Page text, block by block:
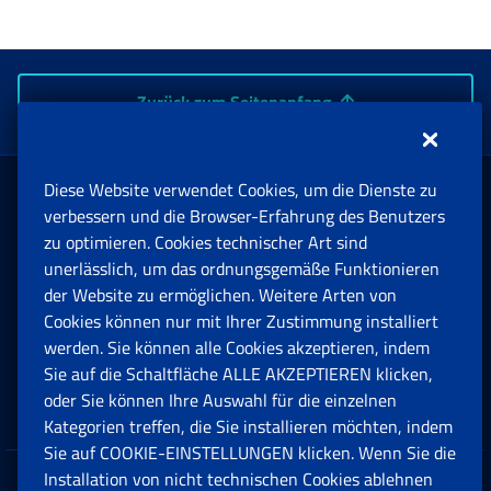
Zurück zum Seitenanfang
Rente und Sozialversicherung
Arbeit
Beihilfen, Subventionen und Entschädigungen
Unternehmen und Freiberufler
Diese Website verwendet Cookies, um die Dienste zu
verbessern und die Browser-Erfahrung des Benutzers
zu optimieren. Cookies technischer Art sind
unerlässlich, um das ordnungsgemäße Funktionieren
der Website zu ermöglichen. Weitere Arten von
Cookies können nur mit Ihrer Zustimmung installiert
werden. Sie können alle Cookies akzeptieren, indem
Sie auf die Schaltfläche ALLE AKZEPTIEREN klicken,
oder Sie können Ihre Auswahl für die einzelnen
Kategorien treffen, die Sie installieren möchten, indem
Sie auf COOKIE-EINSTELLUNGEN klicken. Wenn Sie die
Installation von nicht technischen Cookies ablehnen